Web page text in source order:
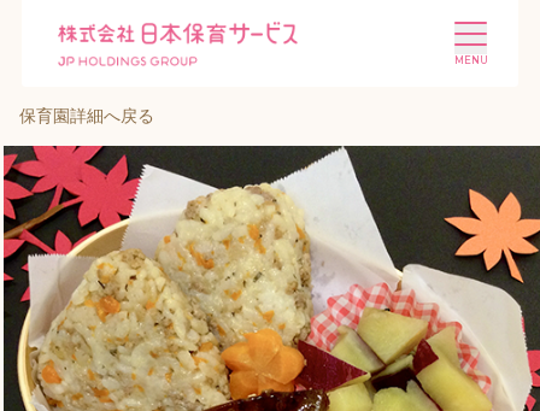
施設を探す 選ばれる理由
会社概要 ニュース
保育園詳細へ戻る